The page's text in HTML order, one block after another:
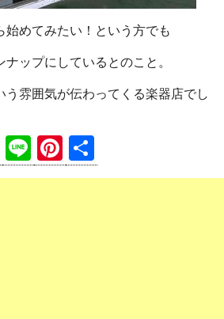
始めてみたい！という方でも
ップにしているとのこと。
う雰囲気が伝わってくる楽器店でし
P
o
Li
n
Pi
nt 有